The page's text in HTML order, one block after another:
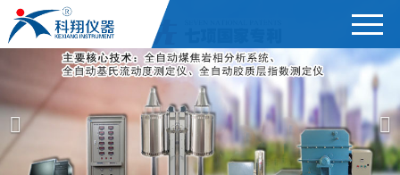
产品展示 ＞
焦炭高温性能检测系统
公司简介